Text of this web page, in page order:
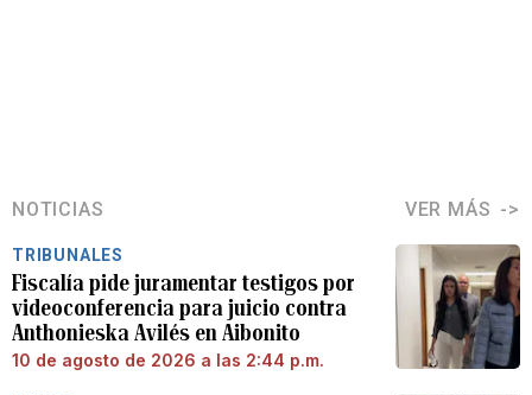
NOTICIAS VER MÁS
TRIBUNALES
Fiscalía pide juramentar testigos por
videoconferencia para juicio contra
Anthonieska Avilés en Aibonito
10 de agosto de 2026 a las 2:44 p.m.